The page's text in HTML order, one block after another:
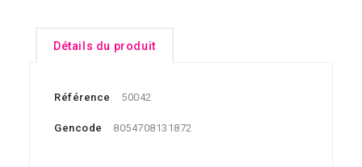
Détails du produit
Référence 50042
Gencode 8054708131872